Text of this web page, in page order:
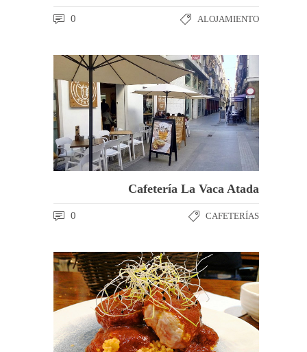
ALOJAMIENTO
0
Cafetería La Vaca Atada
CAFETERÍAS
0